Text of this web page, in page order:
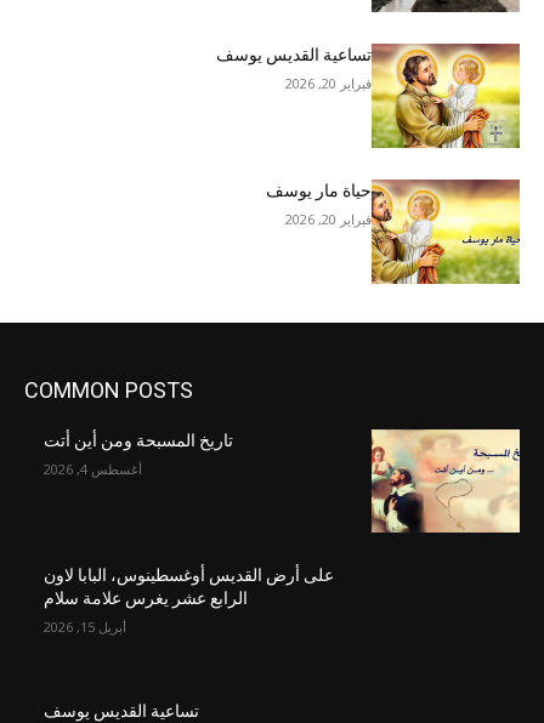
تساعية القديس يوسف
فبراير 20, 2026
حياة مار يوسف
فبراير 20, 2026
COMMON POSTS
تاريخ المسبحة ومن أين أتت
أغسطس 4, 2026
على أرض القديس أوغسطينوس، البابا لاون
الرابع عشر يغرس علامة سلام
أبريل 15, 2026
تساعية القديس يوسف